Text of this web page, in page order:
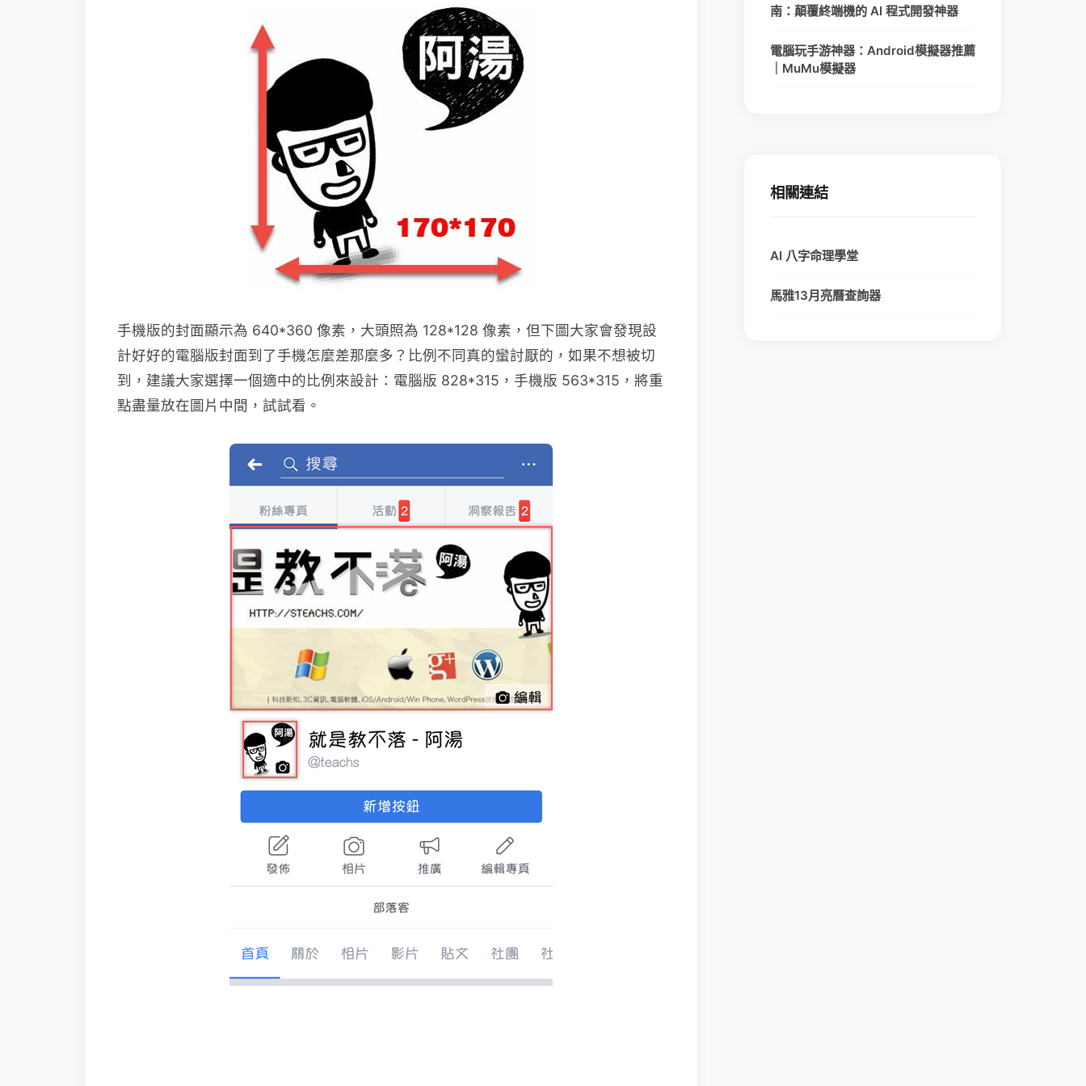
手機版的封面顯示為 640*360 像素，大頭照為 128*128 像素，但下圖大家會發現設
計好好的電腦版封面到了手機怎麼差那麼多？比例不同真的蠻討厭的，如果不想被切
到，建議大家選擇一個適中的比例來設計：電腦版 828*315，手機版 563*315，將重
點盡量放在圖片中間，試試看。
南：顛覆終端機的 AI 程式開發神器
電腦玩手游神器：Android模擬器推薦
｜MuMu模擬器
相關連結
AI 八字命理學堂
馬雅13月亮曆查詢器